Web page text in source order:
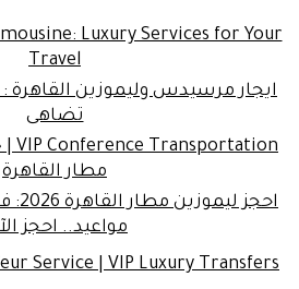
Luxury Services for Your
Travel
ايجار مرسيدس وليموزين القاهرة :
تضاهى
مطار القاهرة
مواعيد.. احجز
Service | VIP Luxury Transfers